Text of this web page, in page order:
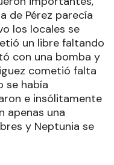
de Pérez parecía
los locales se
un libre faltando
con una bomba y
cometió falta
se había
e insólitamente
apenas una
y Neptunia se